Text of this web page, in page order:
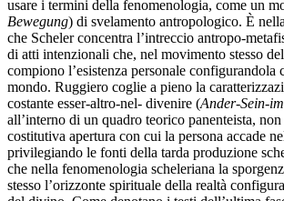
usare i termini della fenomenologia, come un
Bewegung) di svelamento antropologico. È
che Scheler concentra l’intreccio antropo-
di atti intenzionali che, nel movimento stesso
compiono l’esistenza personale
mondo. Ruggiero coglie a pieno la
costante esser-altro-nel- divenire (Ander-Sein-
all’interno di un quadro teorico panenteista,
costitutiva apertura con cui la persona accade
privilegiando le fonti della tarda produzione
che nella fenomenologia scheleriana la
stesso l’orizzonte spirituale della realtà